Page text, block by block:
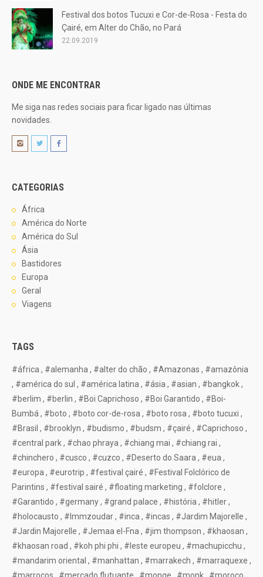
Festival dos botos Tucuxi e Cor-de-Rosa - Festa do
Çairé, em Alter do Chão, no Pará
22.09.2019
ONDE ME ENCONTRAR
Me siga nas redes sociais para ficar ligado nas últimas
novidades.
CATEGORIAS
África
América do Norte
América do Sul
Ásia
Bastidores
Europa
Geral
Viagens
TAGS
#áfrica , #alemanha , #alter do chão , #Amazonas , #amazônia
, #américa do sul , #américa latina , #ásia , #asian , #bangkok,
#berlim , #berlin , #Boi Caprichoso , #Boi Garantido , #Boi-
Bumbá , #boto , #boto cor-de-rosa , #boto rosa , #boto tucuxi ,
#Brasil , #brooklyn , #budismo , #budsm , #çairé , #Caprichoso ,
#central park, #chao phraya , #chiang mai , #chiang rai ,
#chinchero , #cusco , #cuzco , #Deserto do Saara , #eua ,
#europa , #eurotrip , #festival çairé , #Festival Folclórico de
Parintins , #festival sairé , #floating marketing , #folclore ,
#Garantido , #germany, #grand palace , #história , #hitler,
#holocausto , #Immzoudar, #inca , #incas , #Jardim Majorelle ,
#Jardin Majorelle , #Jemaa el-Fna , #jim thompson , #khaosan ,
#khaosan road , #koh phi phi , #leste europeu , #machupicchu ,
#mandarim oriental , #manhattan , #marrakech , #marraquexe ,